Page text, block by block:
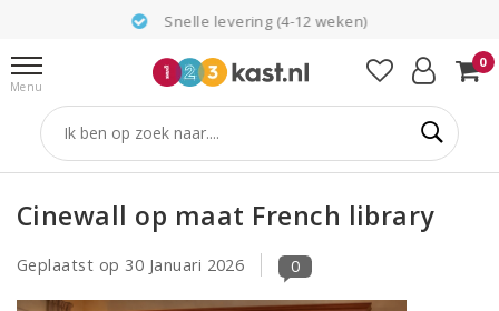
Snelle levering (4-12 weken)
Menu
0
Cinewall op maat French library
Geplaatst op 30 Januari 2026 0